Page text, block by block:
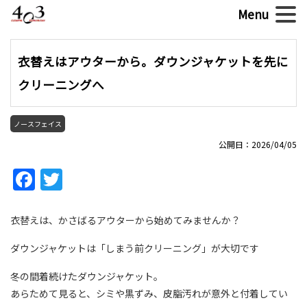
衣替えはアウターから。ダウンジャケットを先に
クリーニングへ
ノースフェイス
公開日：2026/04/05
Facebook
衣替えは、かさばるアウターから始めてみませんか？
ダウンジャケットは「しまう前クリーニング」が大切です
冬の間着続けたダウンジャケット。
あらためて見ると、シミや黒ずみ、皮脂汚れが意外と付着してい